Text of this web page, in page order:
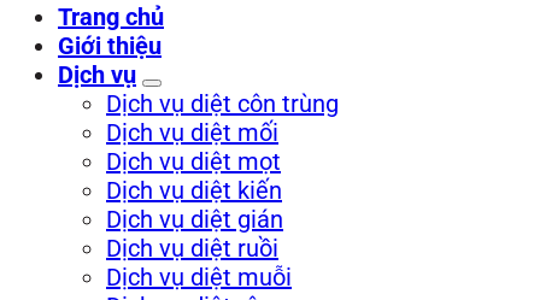
Trang chủ
Giới thiệu
Dịch vụ
Dịch vụ diệt côn trùng
Dịch vụ diệt mối
Dịch vụ diệt mọt
Dịch vụ diệt kiến
Dịch vụ diệt gián
Dịch vụ diệt ruồi
Dịch vụ diệt muỗi